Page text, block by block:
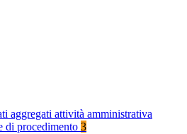
aggregati attività amministrativa
di procedimento 3